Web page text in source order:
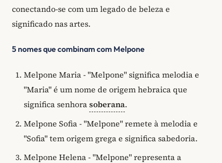
conectando-se com um legado de beleza e
significado nas artes.
5 nomes que combinam com Melpone
Melpone Maria - "Melpone" significa melodia e
"Maria" é um nome de origem hebraica que
significa senhorasoberana.
Melpone Sofia - "Melpone" remete à melodia e
"Sofia" tem origem grega e significa sabedoria.
Melpone Helena - "Melpone" representa a